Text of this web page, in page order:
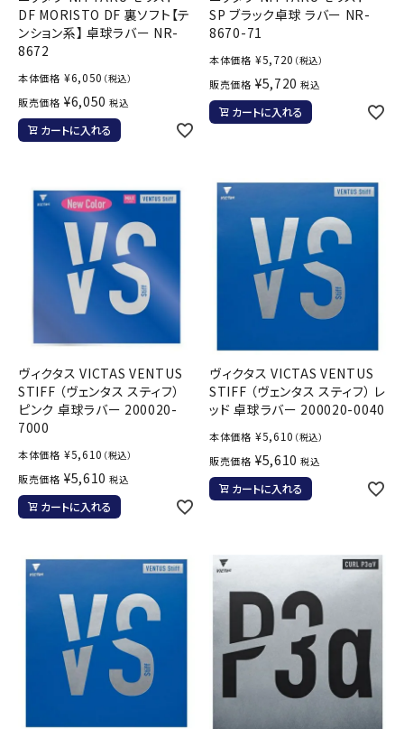
DF MORISTO DF 裏ソフト【テ
ンション系】 卓球ラバー NR-
8672
本体価格 ¥6,050 （税込）
販売価格 ¥6,050 税込
カートに入れる
SP ブラック卓球 ラバー NR-
8670-71
本体価格 ¥5,720 （税込）
販売価格 ¥5,720 税込
カートに入れる
ヴィクタス VICTAS VENTUS
STIFF （ヴェンタス スティフ）
ピンク 卓球ラバー 200020-
7000
本体価格 ¥5,610 （税込）
販売価格 ¥5,610 税込
カートに入れる
ヴィクタス VICTAS VENTUS
STIFF （ヴェンタス スティフ） レ
ッド 卓球ラバー 200020-0040
本体価格 ¥5,610 （税込）
販売価格 ¥5,610 税込
カートに入れる